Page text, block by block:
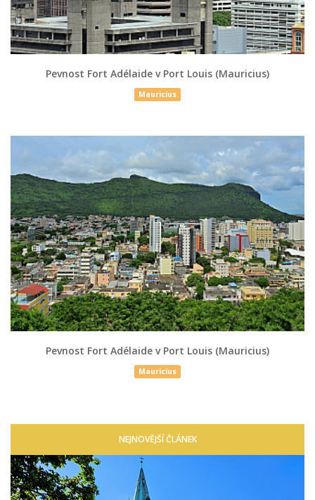
Pevnost Fort Adélaide v Port Louis (Mauricius)
Mauricius
Pevnost Fort Adélaide v Port Louis (Mauricius)
Mauricius
NEJNOVĚJŠÍ ČLÁNEK